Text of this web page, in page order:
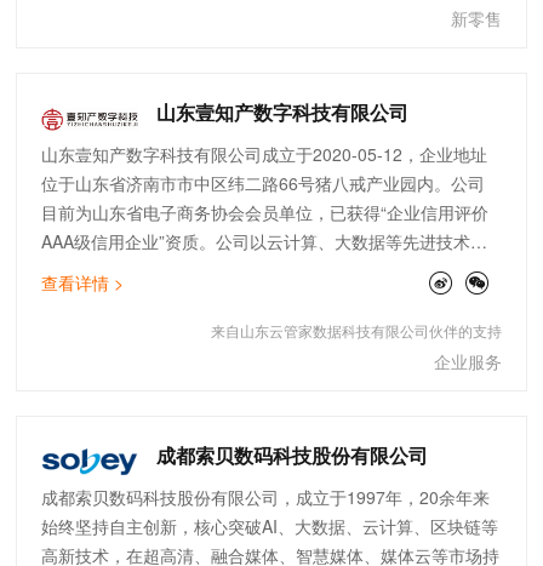
新零售
山东壹知产数字科技有限公司
山东壹知产数字科技有限公司成立于2020-05-12，企业地址
位于山东省济南市市中区纬二路66号猪八戒产业园内。公司
目前为山东省电子商务协会会员单位，已获得“企业信用评价
AAA级信用企业”资质。公司以云计算、大数据等先进技术为
基础， 通过自主研发“壹知产SAAS企业云服务平台”整合各省
市级政府采购、企业采购资源，同时叠加知识产权、惠企政
策、工商财税等资源为中小企业提供简单、有效的综合性、数
字化企业服务，科技赋能助力中小企业数字化发展。我们对平
里云OSS对象存储，同时最大程度的降低了公司运营成本。平
台已对接“山东省政府采购商城·齐鲁云采”为上千家政府采购供
应商企业提供产品、订单、财务山东壹知产数字科技有限公司
成立于2020-05-12，企业地址位于山东省济南市市中区纬二
查看详情 >
来自山东云管家数据科技有限公司伙伴的支持
企业服务
成都索贝数码科技股份有限公司
成都索贝数码科技股份有限公司，成立于1997年，20余年来
始终坚持自主创新，核心突破AI、大数据、云计算、区块链等
高新技术，在超高清、融合媒体、智慧媒体、媒体云等市场持